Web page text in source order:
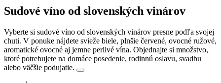
Sudové víno od slovenských vinárov
Vyberte si sudové víno od slovenských vinárov presne podľa svojej
chuti. V ponuke nájdete svieže biele, plnšie červené, ovocné ružové,
aromatické ovocné aj jemne perlivé vína. Objednajte si množstvo,
ktoré potrebujete na domáce posedenie, rodinnú oslavu, svadbu
alebo väčšie podujatie.